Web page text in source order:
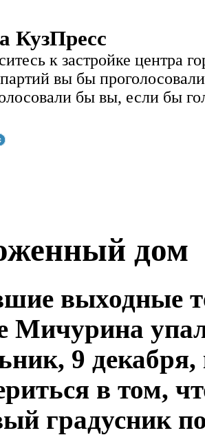
КузПресс
к застройке центра
вы бы
бы вы, если бы
дом
выходные
Мичурина
9
в том,
градусник